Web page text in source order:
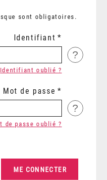
sont obligatoires.
Identifiant
?
Identifiant oublié ?
Mot de passe
?
de passe oublié ?